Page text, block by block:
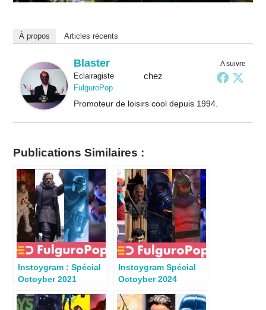
À propos Articles récents
A suivre
Blaster
Eclairagistechez
FulguroPop
Promoteur de loisirs cool depuis 1994.
Publications Similaires :
Instoygram : Spécial
Octoyber 2021
Instoygram Spécial
Octoyber 2024